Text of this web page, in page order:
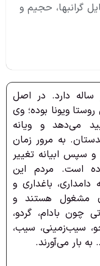
گرانبها، حجیم و
به بار می‌آورند.